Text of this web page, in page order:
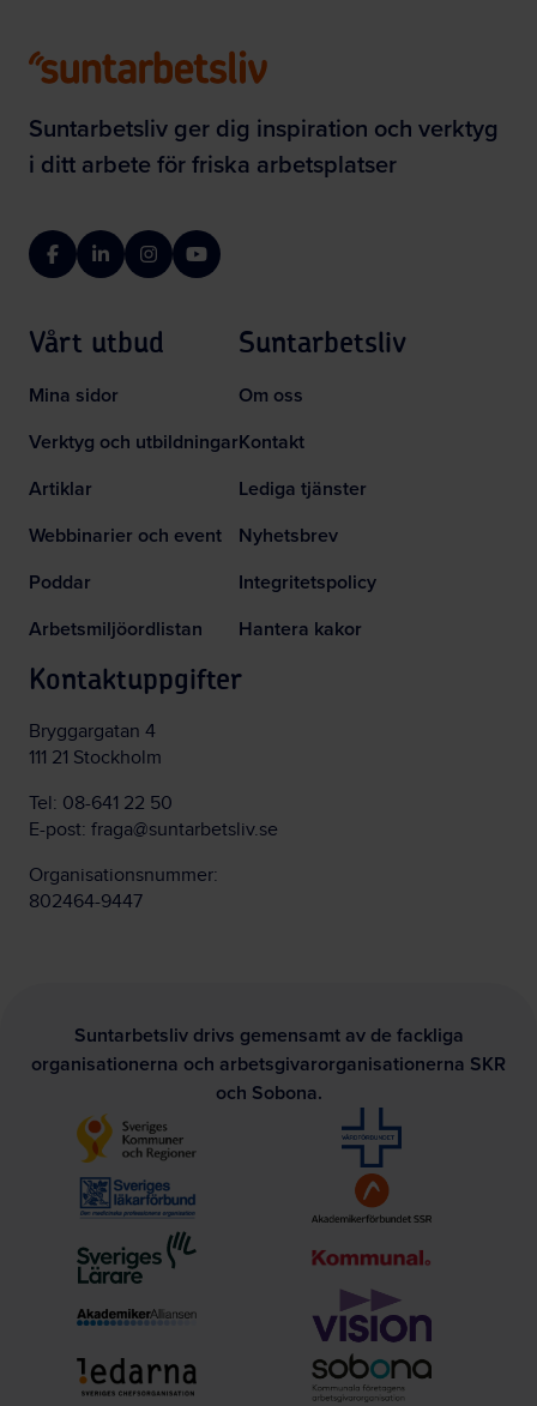
Suntarbetsliv ger dig inspiration och verktyg
i ditt arbete för friska arbetsplatser
FacebookLinkedInInstagramYouTube
Vårt utbud
Mina sidor
Verktyg och utbildningar
Artiklar
Webbinarier och event
Poddar
Arbetsmiljöordlistan
Suntarbetsliv
Om oss
Kontakt
Lediga tjänster
Nyhetsbrev
Integritetspolicy
Hantera kakor
Kontaktuppgifter
Bryggargatan 4
111 21 Stockholm
Tel: 08-641 22 50
E-post: fraga@suntarbetsliv.se
Organisationsnummer:
802464-9447
Suntarbetsliv drivs gemensamt av de fackliga
organisationerna och arbetsgivarorganisationerna SKR
och Sobona.